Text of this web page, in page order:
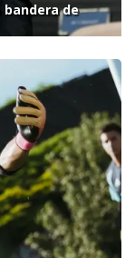
bandera de